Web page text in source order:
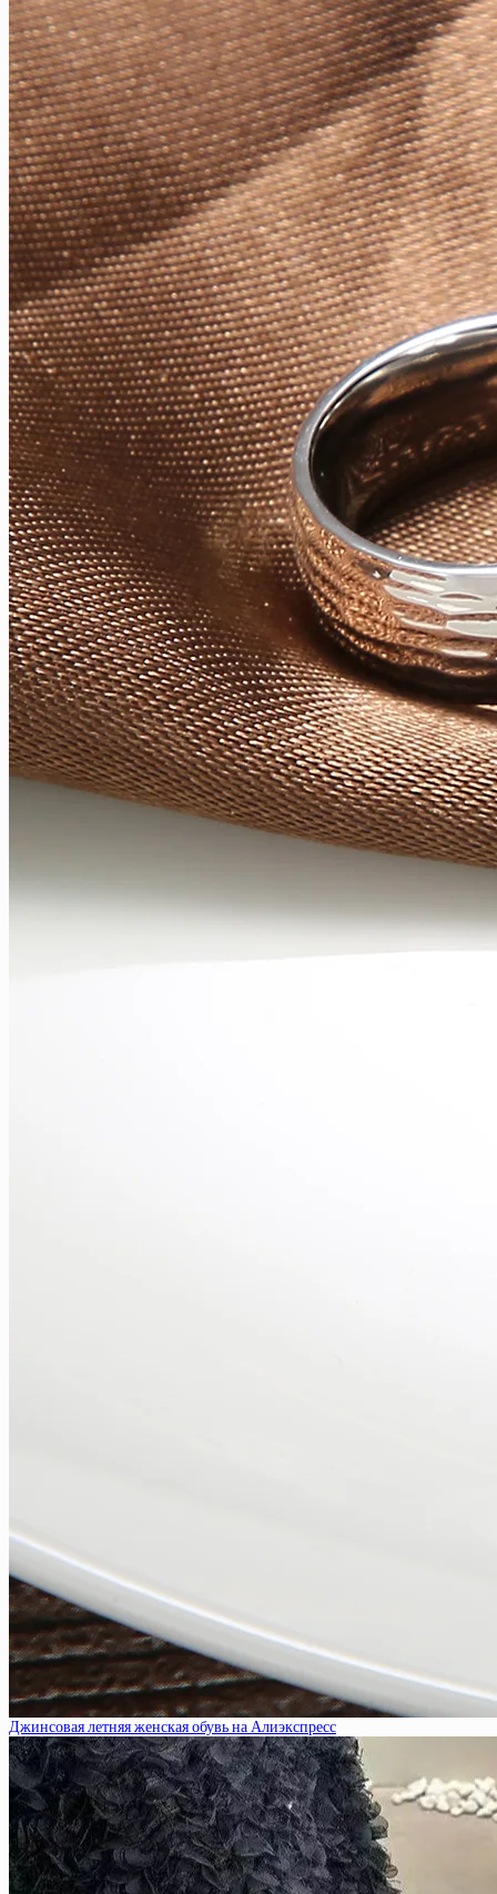
Джинсовая летняя женская обувь на Алиэкспресс